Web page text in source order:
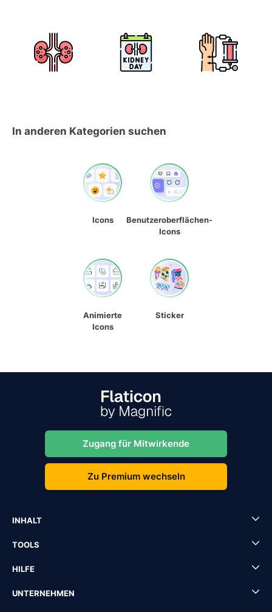
In anderen Kategorien suchen
Icons
Benutzeroberflächen-
Icons
Animierte
Icons
Sticker
Zugang für Mitwirkende
Zu Premium wechseln
INHALT
TOOLS
HILFE
UNTERNEHMEN